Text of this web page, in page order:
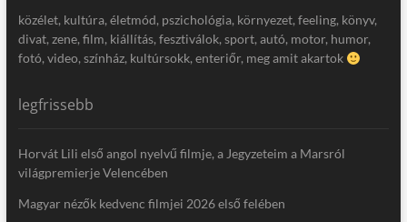
közélet, kultúra, életmód, pszichológia, környezet, feeling, könyv,
divat, zene, film, kiállítás, fesztiválok, sport, autó, motor, humor,
fotó, video, színház, kultúrsokk, enteriőr, meg amit akartok
legfrissebb
Horvát Lili első angol nyelvű filmje, a Jegyzeteim a Marsról
világpremierje Velencében
Magyar nézők kedvenc filmjei 2026 első felében